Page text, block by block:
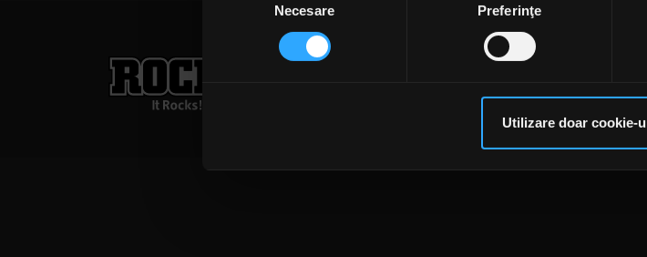
Găsiți mai multe informații despre procesarea datelor dvs.
Vă puteți modifica sau retrage oricând acordul din Declarația
traficul. De asemenea, le oferim partenerilor de rețele sociale,
care folosiți site-ul nostru. Aceștia le pot combina cu alte
consimțământului
Necesare Preferinţe
Utilizare doar cookie-
Rock FM – It Rocks!